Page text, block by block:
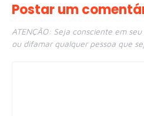
Postar um
ATENÇÃO: Seja consciente em
ou difamar qualquer pessoa que